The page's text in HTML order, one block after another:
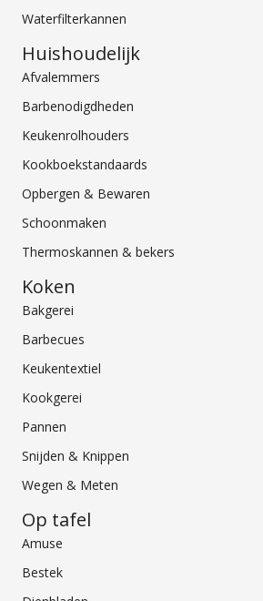
Waterfilterkannen
Huishoudelijk
Afvalemmers
Barbenodigdheden
Keukenrolhouders
Kookboekstandaards
Opbergen & Bewaren
Schoonmaken
Thermoskannen & bekers
Koken
Bakgerei
Barbecues
Keukentextiel
Kookgerei
Pannen
Snijden & Knippen
Wegen & Meten
Op tafel
Amuse
Bestek